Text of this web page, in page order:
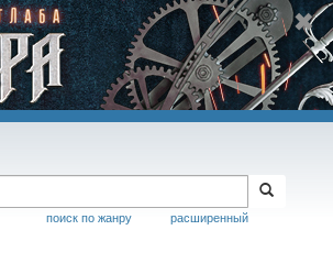
расширенный
поиск по жанру